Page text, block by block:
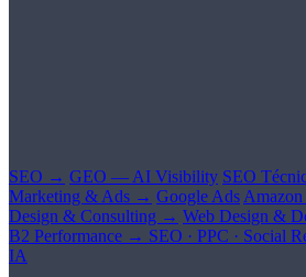
SEO → GEO — AI Visibility SEO
Marketing & Ads → Google Ads
Design & Consulting → Web Design &
B2 Performance → SEO · PPC · Social
IA